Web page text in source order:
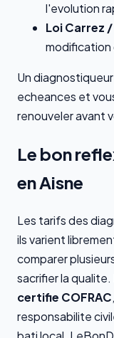
l'evolution
Loi Carrez
modification
Un
echeances et
renouveler avant
Le bon
en Aisne
Les tarifs des
ils varient
comparer
sacrifier la
certifie COFRAC
responsabilite